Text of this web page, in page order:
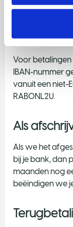
groep.
Betalen
Voor
IBAN-nummer
vanuit een niet-
RABONL2U.
Als
Als we het
bij je bank, dan
maanden nog
beëindigen we